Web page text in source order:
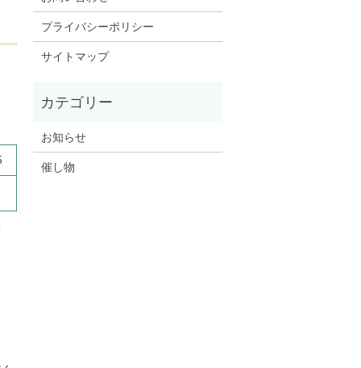
プライバシーポリシー
サイトマップ
お知らせ
催し物